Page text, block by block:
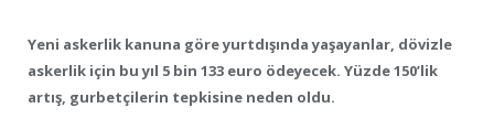
Yeni askerlik kanuna göre yurtdışında yaşayanlar, dövizle
askerlik için bu yıl 5 bin 133 euro ödeyecek. Yüzde 150’lik
artış, gurbetçilerin tepkisine neden oldu.